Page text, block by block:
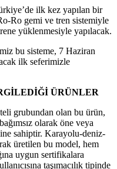
ilk kez yapılan bir
Ro gemi ve tren sistemiyle
yüklenmesiyle yapılacak.
bu sisteme, 7 Haziran
ilk seferimizle
ÜRÜNLER
grubundan olan bu ürün,
olarak öne veya
sahiptir. Karayolu-deniz-
üretilen bu model, hem
uygun sertifikalara
taşımacılık tipinde